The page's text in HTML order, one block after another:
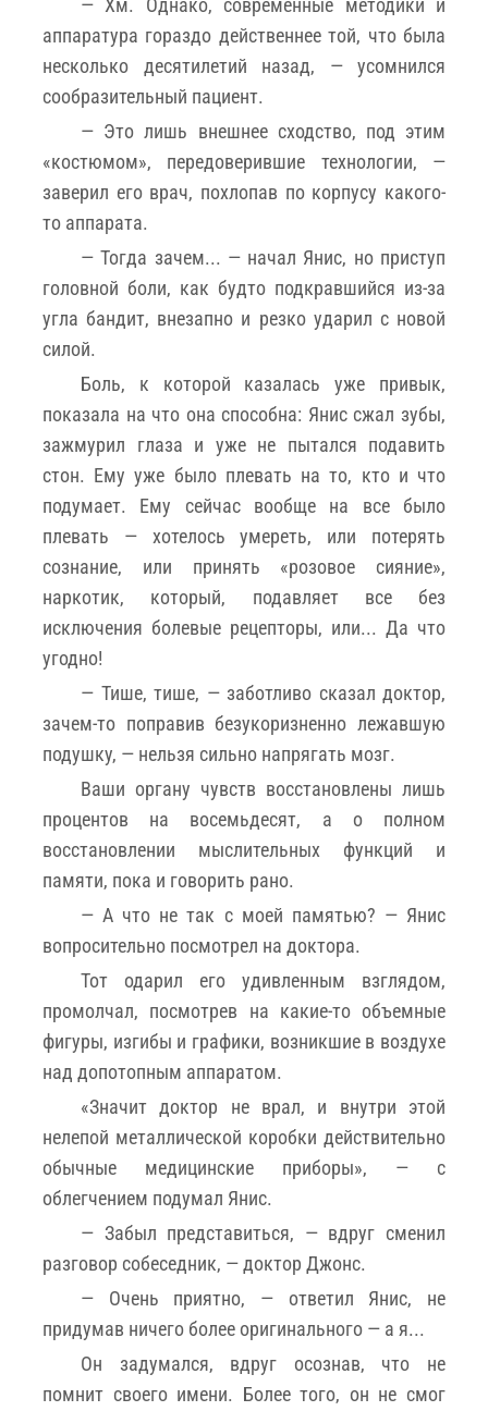
аппаратура гораздо действеннее той, что была
несколько десятилетий назад, — усомнился
сообразительный пациент.
— Это лишь внешнее сходство, под этим
«костюмом», передоверившие технологии, —
заверил его врач, похлопав по корпусу какого-
то аппарата.
— Тогда зачем... — начал Янис, но приступ
головной боли, как будто подкравшийся из-за
угла бандит, внезапно и резко ударил с новой
силой.
Боль, к которой казалась уже привык,
показала на что она способна: Янис сжал зубы,
зажмурил глаза и уже не пытался подавить
стон. Ему уже было плевать на то, кто и что
подумает. Ему сейчас вообще на все было
плевать — хотелось умереть, или потерять
сознание, или принять «розовое сияние»,
наркотик, который, подавляет все без
исключения болевые рецепторы, или... Да что
угодно!
— Тише, тише, — заботливо сказал доктор,
зачем-то поправив безукоризненно лежавшую
подушку, — нельзя сильно напрягать мозг.
Ваши органу чувств восстановлены лишь
процентов на восемьдесят, а о полном
восстановлении мыслительных функций и
памяти, пока и говорить рано.
— А что не так с моей памятью? — Янис
вопросительно посмотрел на доктора.
Тот одарил его удивленным взглядом,
промолчал, посмотрев на какие-то объемные
фигуры, изгибы и графики, возникшие в воздухе
над допотопным аппаратом.
«Значит доктор не врал, и внутри этой
нелепой металлической коробки действительно
обычные медицинские приборы», — с
облегчением подумал Янис.
— Забыл представиться, — вдруг сменил
разговор собеседник, — доктор Джонс.
— Очень приятно, — ответил Янис, не
придумав ничего более оригинального — а я...
Он задумался, вдруг осознав, что не
помнит своего имени. Более того, он не смог